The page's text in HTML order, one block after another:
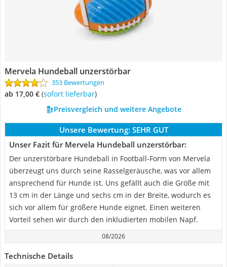
Mervela Hundeball unzerstörbar
353 Bewertungen
ab 17,00 € ( Sofort lieferbar)
Preisvergleich und weitere Angebote
Unsere Bewertung: SEHR GUT
Unser Fazit für Mervela Hundeball unzerstörbar:
Der unzerstörbare Hundeball in Football-Form von Mervela
überzeugt uns durch seine Rasselgeräusche, was vor allem
ansprechend für Hunde ist. Uns gefällt auch die Größe mit
13 cm in der Länge und sechs cm in der Breite, wodurch es
sich vor allem für größere Hunde eignet. Einen weiteren
Vorteil sehen wir durch den inkludierten mobilen Napf.
08/2026
Technische Details